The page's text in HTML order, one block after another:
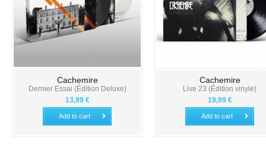
Cachemire
Dernier Essai (Édition Deluxe)
13,99 €
Add to cart
Cachemire
Live 23 (Édition vinyle)
19,99 €
Add to cart